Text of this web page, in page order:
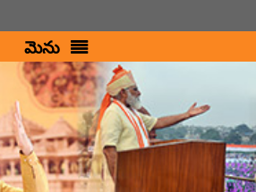
మెను
పిఎంఇండియా